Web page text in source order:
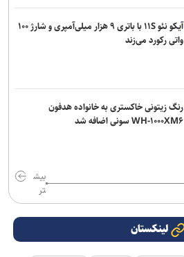
آیکو نئو ۱۱S با باتری ۹ هزار میلی‌آمپری و شارژ ۱۰۰
واتی رکورد می‌زند
رنگ زیتونی خاکستری به خانواده هدفون
WH-۱۰۰۰XM۶ سونی اضافه شد
بیش
تر
لینکستان